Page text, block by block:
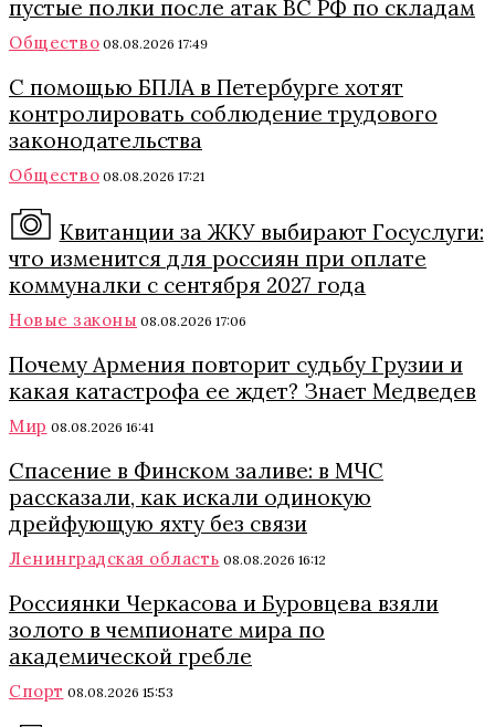
пустые полки после атак ВС РФ по складам
Общество 08.08.2026 17:49
С помощью БПЛА в Петербурге хотят
контролировать соблюдение трудового
законодательства
Общество 08.08.2026 17:21
Квитанции за ЖКУ выбирают Госуслуги:
что изменится для россиян при оплате
коммуналки с сентября 2027 года
Новые законы 08.08.2026 17:06
Почему Армения повторит судьбу Грузии и
какая катастрофа ее ждет? Знает Медведев
Мир 08.08.2026 16:41
Спасение в Финском заливе: в МЧС
рассказали, как искали одинокую
дрейфующую яхту без связи
Ленинградская область 08.08.2026 16:12
Россиянки Черкасова и Буровцева взяли
золото в чемпионате мира по
академической гребле
Спорт 08.08.2026 15:53